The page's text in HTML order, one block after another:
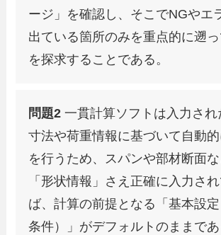
ージ」を確認し、そこでNGやエ
出ている箇所のみを重点的に遡っ
を探求することである。
問題2 一貫計算ソフトは入力され
寸法や荷重情報に基づいて自動
を行うため、スパンや部材断面
「形状情報」さえ正確に入力さ
ば、計算の前提となる「基本設
条件）」がデフォルトのままで